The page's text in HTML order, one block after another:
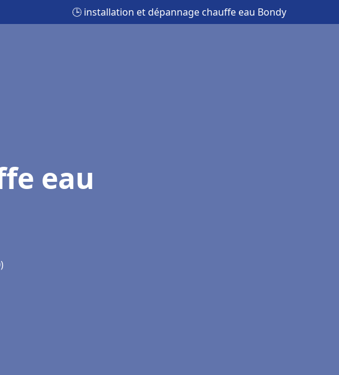
🕒 installation et dépannage chauffe eau Bondy
eau